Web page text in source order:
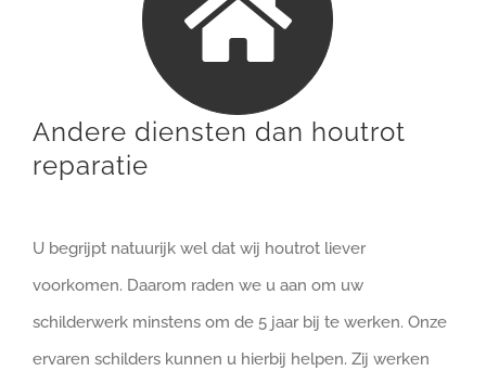
Andere diensten dan houtrot
reparatie
U begrijpt natuurijk wel dat wij houtrot liever
voorkomen. Daarom raden we u aan om uw
schilderwerk minstens om de 5 jaar bij te werken. Onze
ervaren schilders kunnen u hierbij helpen. Zij werken